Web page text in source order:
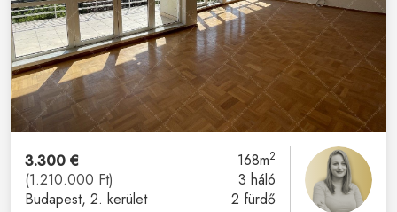
3.300 €
(1.210.000 Ft)
Budapest, 2. kerület
168m2
3 háló
2 fürdő